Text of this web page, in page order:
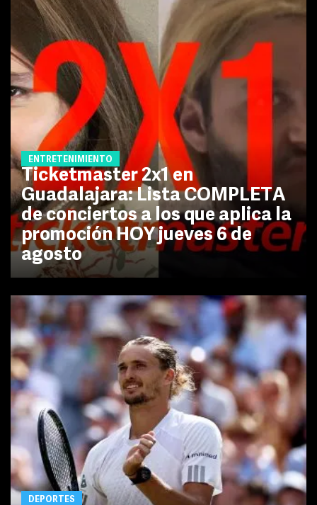
ENTRETENIMIENTO
Ticketmaster 2x1 en
Guadalajara: Lista COMPLETA
de conciertos a los que aplica la
promoción HOY jueves 6 de
agosto
DEPORTES